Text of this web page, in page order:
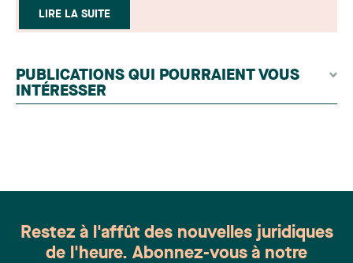
sélection rigoureux, fondé sur des nominations
issues du lectorat, d'associations juridiques et de
par un jury indépendant composé de praticiens
chevronnés en droit de la famille provenant de
l'ensemble du Canada. Cette distinction
LIRE LA SUITE
PUBLICATIONS QUI POURRAIENT VOUS
INTÉRESSER
Restez à l'affût des nouvelles juridiques
de l'heure. Abonnez-vous à notre